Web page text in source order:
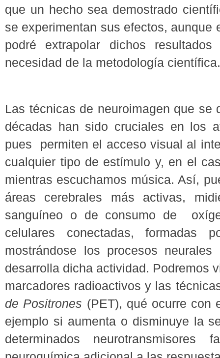
que un hecho sea demostrado
se experimentan sus efectos, aunque
podré extrapolar dichos
necesidad de la metodología
Las técnicas de neuroimagen que se
décadas han sido cruciales en los
pues permiten el acceso visual al
cualquier tipo de estímulo y, en el
mientras escuchamos música. Así,
áreas cerebrales más activas,
sanguíneo o de consumo de
celulares conectadas, formadas
mostrándose los procesos
desarrolla dicha actividad. Podremos
marcadores radioactivos y las
de Positrones (PET), qué ocurre con
ejemplo si aumenta o disminuye la
determinados neurotransmisores